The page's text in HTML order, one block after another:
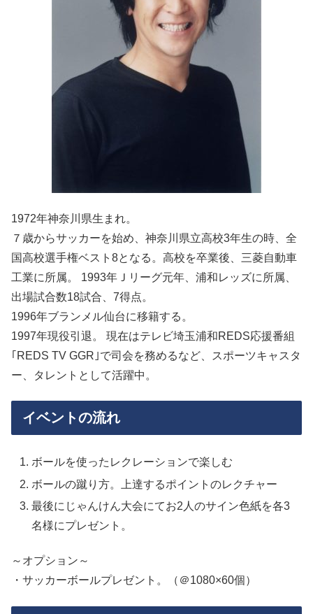
1972年神奈川県生まれ。
７歳からサッカーを始め、神奈川県立高校3年生の時、全
国高校選手権ベスト8となる。高校を卒業後、三菱自動車
工業に所属。 1993年Ｊリーグ元年、浦和レッズに所属、
出場試合数18試合、7得点。
1996年ブランメル仙台に移籍する。
1997年現役引退。 現在はテレビ埼玉浦和REDS応援番組
｢REDS TV GGR｣で司会を務めるなど、スポーツキャスタ
ー、タレントとして活躍中。
イベントの流れ
ボールを使ったレクレーションで楽しむ
ボールの蹴り方。上達するポイントのレクチャー
最後にじゃんけん大会にてお2人のサイン色紙を各3
名様にプレゼント。
～オプション～
・サッカーボールプレゼント。（＠1080×60個）